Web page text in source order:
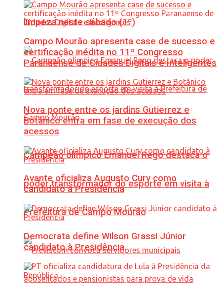
limpeza neste sábado (1º)
Campeão olímpico Emanuel Rego destaca o
poder transformador do esporte em visita à
Prefeitura de Campo Mourão
Campo Mourão apresenta case de sucesso e
certificação inédita no 11º Congresso
Paranaense de Cidades Digitais e Inteligentes
Nova ponte entre os jardins Gutierrez e
Botânico entra em fase de execução dos
acessos
Avante oficializa Augusto Cury como
candidato à Presidência
Democrata define Wilson Grassi Júnior
candidato à Presidência